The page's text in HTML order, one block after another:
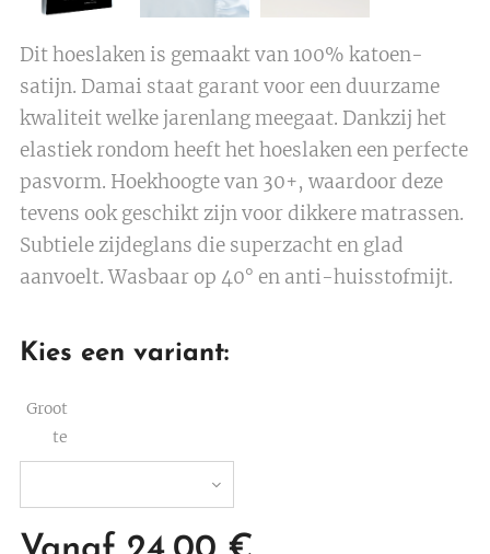
Dit hoeslaken is gemaakt van 100% katoen-
satijn. Damai staat garant voor een duurzame
kwaliteit welke jarenlang meegaat. Dankzij het
elastiek rondom heeft het hoeslaken een perfecte
pasvorm. Hoekhoogte van 30+, waardoor deze
tevens ook geschikt zijn voor dikkere matrassen.
Subtiele zijdeglans die superzacht en glad
aanvoelt. Wasbaar op 40° en anti-huisstofmijt.
Kies een variant:
Groot
te